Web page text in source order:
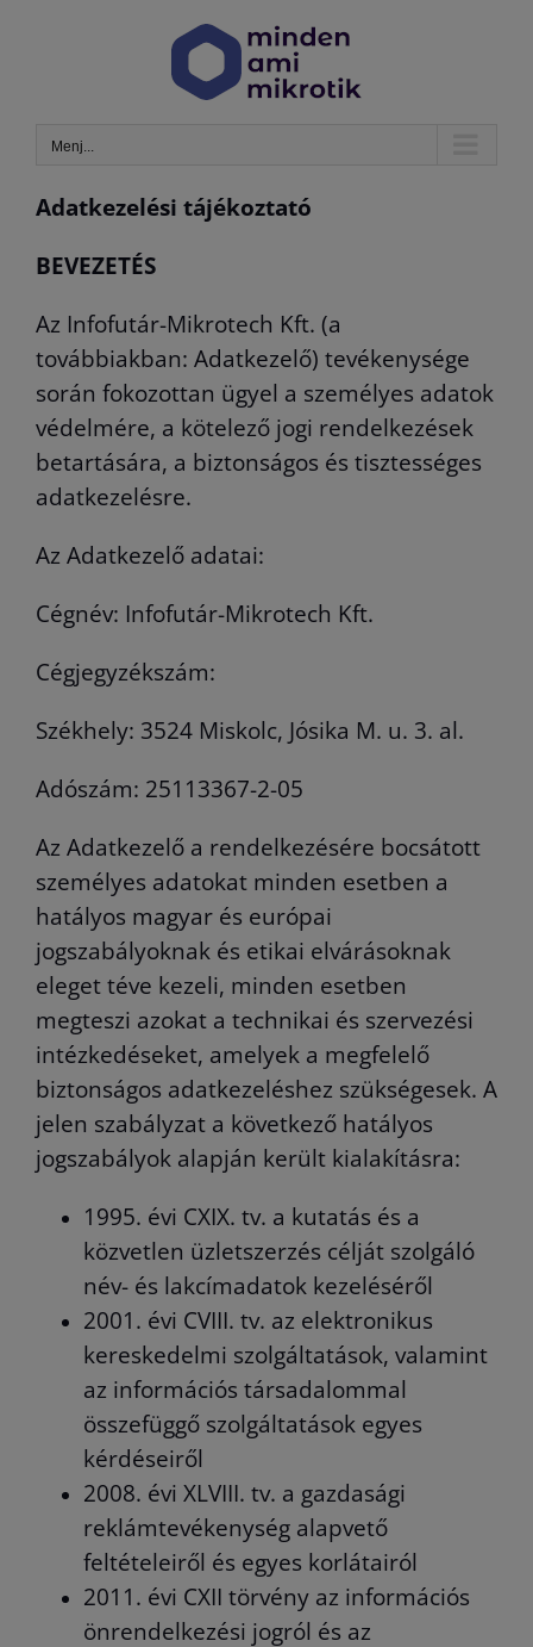
Menj...
Adatkezelési tájékoztató
BEVEZETÉS
Az Infofutár-Mikrotech Kft. (a
továbbiakban: Adatkezelő) tevékenysége
során fokozottan ügyel a személyes adatok
védelmére, a kötelező jogi rendelkezések
betartására, a biztonságos és tisztességes
adatkezelésre.
Az Adatkezelő adatai:
Cégnév: Infofutár-Mikrotech Kft.
Cégjegyzékszám:
Székhely: 3524 Miskolc, Jósika M. u. 3. al.
Adószám: 25113367-2-05
Az Adatkezelő a rendelkezésére bocsátott
személyes adatokat minden esetben a
hatályos magyar és európai
jogszabályoknak és etikai elvárásoknak
eleget téve kezeli, minden esetben
megteszi azokat a technikai és szervezési
intézkedéseket, amelyek a megfelelő
biztonságos adatkezeléshez szükségesek. A
jelen szabályzat a következő hatályos
jogszabályok alapján került kialakításra:
1995. évi CXIX. tv. a kutatás és a
közvetlen üzletszerzés célját szolgáló
név- és lakcímadatok kezeléséről
2001. évi CVIII. tv. az elektronikus
kereskedelmi szolgáltatások, valamint
az információs társadalommal
összefüggő szolgáltatások egyes
kérdéseiről
2008. évi XLVIII. tv. a gazdasági
reklámtevékenység alapvető
feltételeiről és egyes korlátairól
2011. évi CXII törvény az információs
önrendelkezési jogról és az